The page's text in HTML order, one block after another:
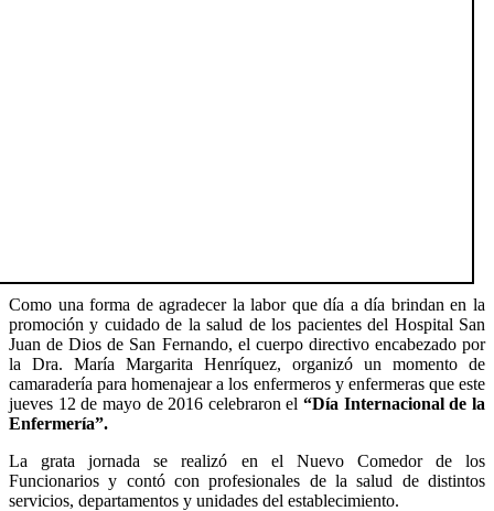
Como una forma de agradecer la labor que día a día brindan en la
promoción y cuidado de la salud de los pacientes del Hospital San
Juan de Dios de San Fernando, el cuerpo directivo encabezado por
la Dra. María Margarita Henríquez, organizó un momento de
camaradería para homenajear a los enfermeros y enfermeras que este
jueves 12 de mayo de 2016 celebraron el“Día Internacional de la
Enfermería”.
La grata jornada se realizó en el Nuevo Comedor de los
Funcionarios y contó con profesionales de la salud de distintos
servicios, departamentos y unidades del establecimiento.